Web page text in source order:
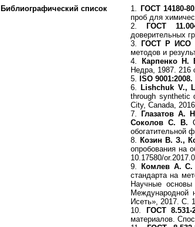
Библиографический список
1. ГОСТ 14180-
проб для
2.ГОСТ
доверительных
3.
ГОСТ Р ИСО
методов и
4.
Карпенко Н.
Недра, 1987. 216
5.ISO 9001:2008.
6.Lishchuk V.,
through synthetic
City, Canada,
7.Глазатов
Соколов С. В.
обогатительной
8.Козин В. З.,
опробования на
10.17580/
9. Комлев А. С.
стандарта на
Научные основы
Международной
Исеть», 2017. С.
10. ГОСТ 8.531-
материалов.